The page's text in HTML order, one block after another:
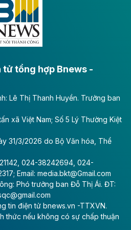
hội khu vực phía Nam đồng
không Việt Nam - CTCP
về lợi nhuận trong quý
doanh thu
và Xây dựng Việt Nam
nửa đầu năm với doanh thu
tăng 4% so với cùng kỳ và
sử hoạt động của doanh
tổng hợp Bnews -
Lê Thị Thanh Huyền. Trưởng ban
xã Việt Nam; Số 5 Lý Thường Kiệt
31/3/2026 do Bộ Văn hóa, Thể
024-38242694, 024-
Email: media.bkt@Gmail.com
Phó trưởng ban Đỗ Thị Ái. ĐT:
tin điện tử bnews.vn -TTXVN.
thức nếu không có sự chấp thuận